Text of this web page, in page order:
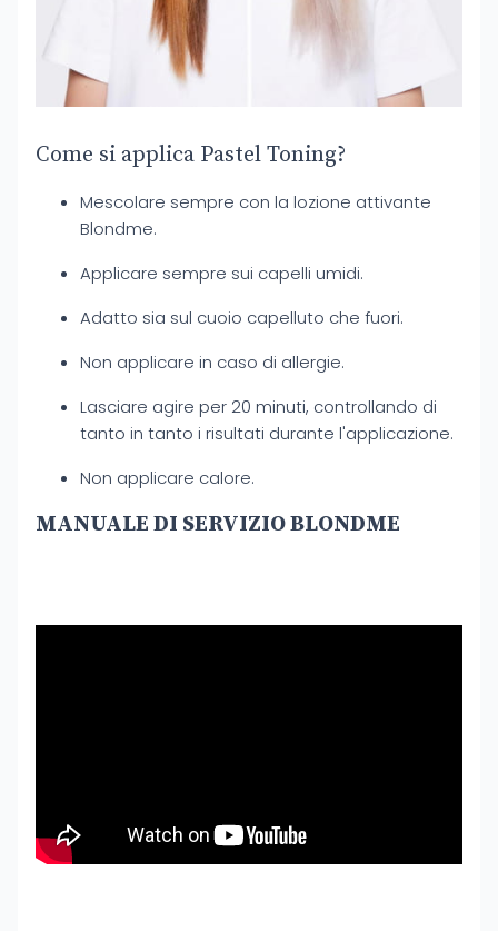
Come si applica Pastel Toning?
Mescolare sempre con la lozione attivante
Blondme.
Applicare sempre sui capelli umidi.
Adatto sia sul cuoio capelluto che fuori.
Non applicare in caso di allergie.
Lasciare agire per 20 minuti, controllando di
tanto in tanto i risultati durante l'applicazione.
Non applicare calore.
MANUALE DI SERVIZIO BLONDME